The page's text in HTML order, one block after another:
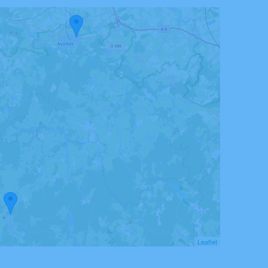
Leaflet